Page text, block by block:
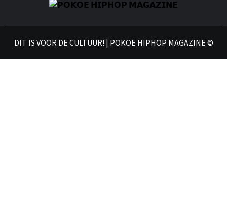
DIT IS VOOR DE CULTUUR! | POKOE HIPHOP MAGAZINE ©